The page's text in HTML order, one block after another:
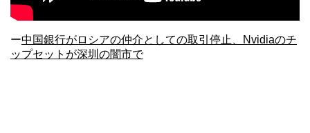
ー中国銀行がロシアの仲介としての取引停止、Nvidiaのチ
ップセットが深圳の闇市で